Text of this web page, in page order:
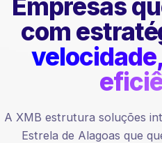
Empresas
com
A XMB estrutura soluções
Estrela de Alagoas que